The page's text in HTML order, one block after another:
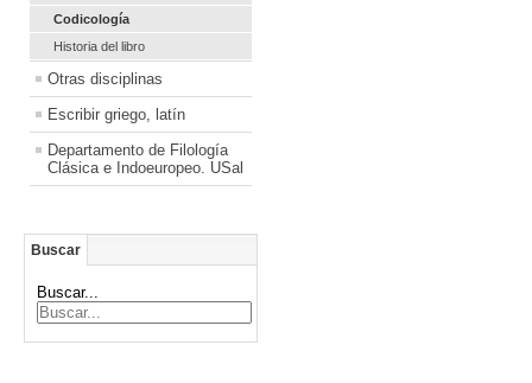
Codicología
Historia del libro
Otras disciplinas
Escribir griego, latín
Departamento de Filología
Clásica e Indoeuropeo. USal
Buscar
Buscar...